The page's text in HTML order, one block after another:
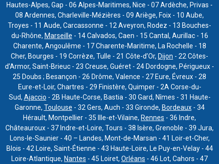
Hautes-Alpes, Gap - 06 Alpes-Maritimes, Nice - 07 Ardèche, Privas -
08 Ardennes, Charleville-Mézières - 09 Ariège, Foix - 10 Aube,
Troyes - 11 Aude, Carcassonne - 12 Aveyron, Rodez - 13 Bouches-
du-Rhône, Marseille - 14 Calvados, Caen - 15 Cantal, Aurillac - 16
Charente, Angoulême - 17 Charente-Maritime, La Rochelle - 18
Cher, Bourges - 19 Corrèze, Tulle - 21 Côte-d’Or, Dijon - 22 Côtes-
d’Armor, Saint-Brieuc - 23 Creuse, Guéret - 24 Dordogne, Périgueux -
25 Doubs ; Besançon - 26 Drôme, Valence - 27 Eure, Évreux - 28
Eure-et-Loir, Chartres - 29 Finistère, Quimper - 2A Corse-du-
Sud, Ajaccio - 2B Haute-Corse, Bastia - 30 Gard, Nîmes - 31 Haute-
Garonne, Toulouse - 32 Gers, Auch - 33 Gironde, Bordeaux- 34
Hérault, Montpellier - 35 Ille-et-Vilaine, Rennes - 36 Indre,
Châteauroux - 37 Indre-et-Loire, Tours - 38 Isère, Grenoble - 39 Jura,
Lons-le-Saunier - 40 – Landes, Mont-de-Marsan - 41 Loir-et-Cher,
Blois - 42 Loire, Saint-Étienne - 43 Haute-Loire, Le Puy-en-Velay - 44
Loire-Atlantique, Nantes - 45 Loiret, Orléans - 46 Lot, Cahors - 47